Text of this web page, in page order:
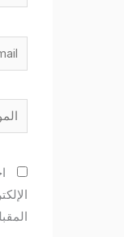
احفظ
المقبلة